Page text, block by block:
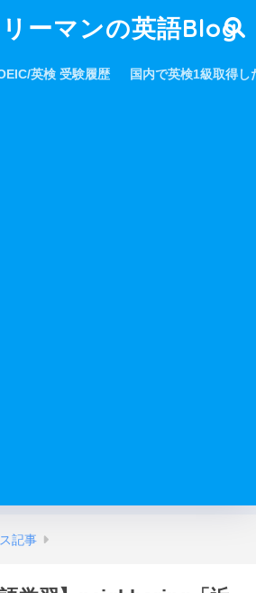
ーマンの英語Blog
英検 受験履歴 国内で英検1級取得し
記事